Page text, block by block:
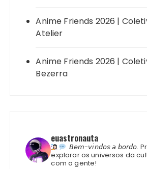
Anime Friends 2026 |
Atelier
Anime Friends 2026 |
Bezerra
euastronauta
𝘉𝘦𝘮-𝘷𝘪𝘯𝘥𝘰𝘴 𝘢 𝘣𝘰𝘳𝘥𝘰.
explorar os universos da
com a gente!